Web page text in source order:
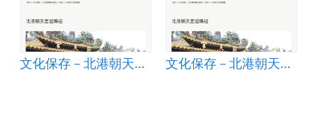
文化保存－北港朝天宮迎媽祖 文化保存－北港朝天宮迎媽祖